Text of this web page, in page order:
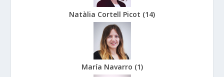
Natàlia Cortell Picot (14)
María Navarro (1)